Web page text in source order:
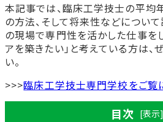
本記事では、臨床工学技士の平均
の方法、そして将来性などについて
の現場で専門性を活かした仕事を
アを築きたい」と考えている方は、
い。
>>>臨床工学技士専門学校をご覧
目次 [表示]